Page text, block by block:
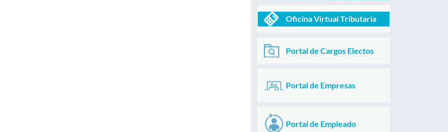
Oficina Virtual Tributaria
Portal de Cargos Electos
Portal de Empresas
Portal de Empleado